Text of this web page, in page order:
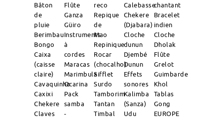
Bâton
de
pluie
Berimbau
Bongo
Caixa
(caisse
claire)
Cavaquinho
Caxixi
Chekere
Claves
Flûte
Ganza
Güiro
Instruments
à
cordes
Maracas
Marimbula
Ocarina
Pack
samba
-
reco
Repique
de
Mao
Repinique
Rocar
(chocalho)
Sifflet
Surdo
Tamborim
Tantan
Timbal
Calebasse
Chekere
(Djabara)
Cloche
dunun
Djembé
Dunun
Effets
sonores
Kalimba
(Sanza)
Udu
chantant
Bracelet
indien
Cloche
Dholak
Flûte
Grelot
Guimbarde
Khol
Tablas
Gong
EUROPE